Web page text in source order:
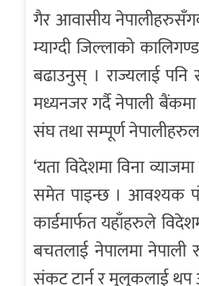
गैर आवासीय
म्याग्दी जिल्लाको
बढाउनुस् । राज्यलाई पनि
मध्यनजर गर्दै नेपाली
संघ तथा सम्पूर्ण
‘यता विदेशमा विना
समेत पाइन्छ । आवश्यक
कार्डमार्फत यहाँहरुले
बचतलाई नेपालमा
संकट टार्न र मुलुकलाई थप